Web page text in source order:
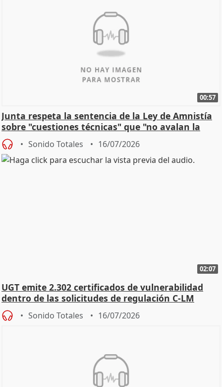
00:57
Junta respeta la sentencia de la Ley de Amnistía
sobre "cuestiones técnicas" que "no avalan la
const
Sonido Totales 16/07/2026
02:07
UGT emite 2.302 certificados de vulnerabilidad
dentro de las solicitudes de regulación C-LM
Sonido Totales 16/07/2026